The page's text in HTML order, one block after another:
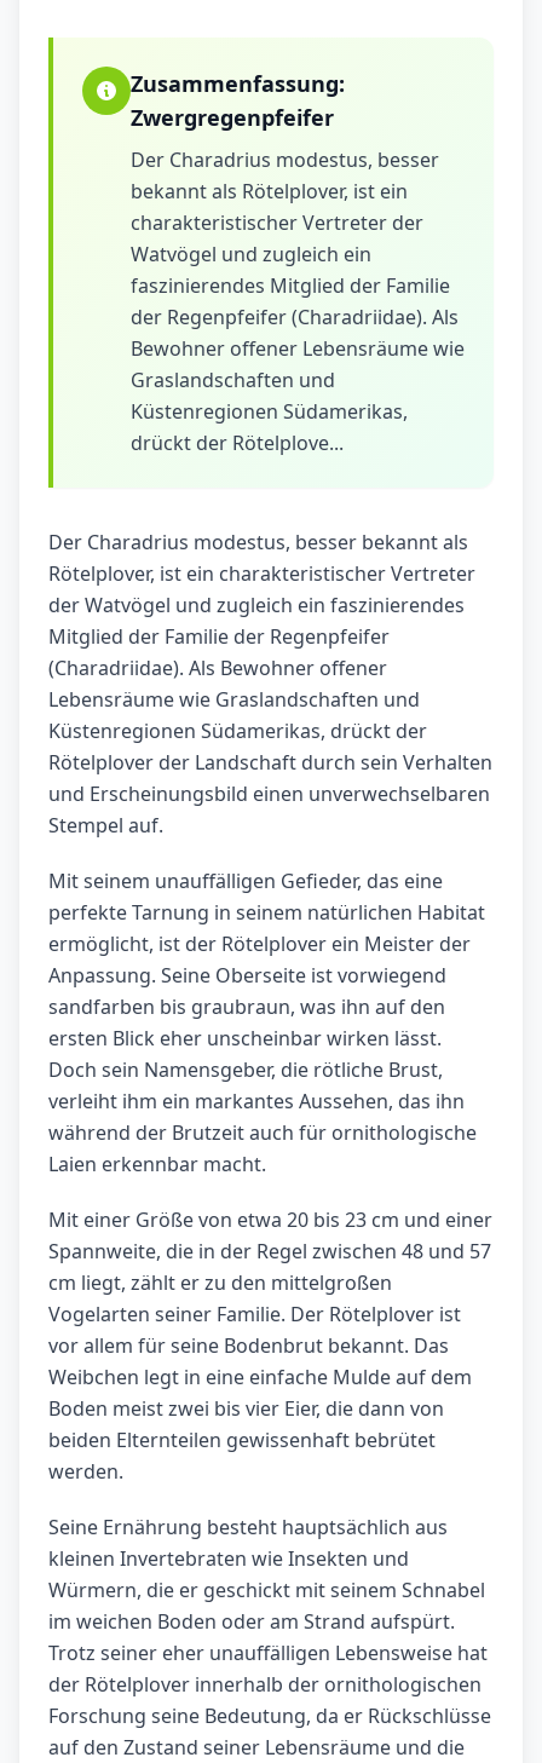
Zusammenfassung:
Zwergregenpfeifer
Der Charadrius modestus, besser
bekannt als Rötelplover, ist ein
charakteristischer Vertreter der
Watvögel und zugleich ein
faszinierendes Mitglied der Familie
der Regenpfeifer (Charadriidae). Als
Bewohner offener Lebensräume wie
Graslandschaften und
Küstenregionen Südamerikas,
drückt der Rötelplove...
Der Charadrius modestus, besser bekannt als
Rötelplover, ist ein charakteristischer Vertreter
der Watvögel und zugleich ein faszinierendes
Mitglied der Familie der Regenpfeifer
(Charadriidae). Als Bewohner offener
Lebensräume wie Graslandschaften und
Küstenregionen Südamerikas, drückt der
Rötelplover der Landschaft durch sein Verhalten
und Erscheinungsbild einen unverwechselbaren
Stempel auf.
Mit seinem unauffälligen Gefieder, das eine
perfekte Tarnung in seinem natürlichen Habitat
ermöglicht, ist der Rötelplover ein Meister der
Anpassung. Seine Oberseite ist vorwiegend
sandfarben bis graubraun, was ihn auf den
ersten Blick eher unscheinbar wirken lässt.
Doch sein Namensgeber, die rötliche Brust,
verleiht ihm ein markantes Aussehen, das ihn
während der Brutzeit auch für ornithologische
Laien erkennbar macht.
Mit einer Größe von etwa 20 bis 23 cm und einer
Spannweite, die in der Regel zwischen 48 und 57
cm liegt, zählt er zu den mittelgroßen
Vogelarten seiner Familie. Der Rötelplover ist
vor allem für seine Bodenbrut bekannt. Das
Weibchen legt in eine einfache Mulde auf dem
Boden meist zwei bis vier Eier, die dann von
beiden Elternteilen gewissenhaft bebrütet
werden.
Seine Ernährung besteht hauptsächlich aus
kleinen Invertebraten wie Insekten und
Würmern, die er geschickt mit seinem Schnabel
im weichen Boden oder am Strand aufspürt.
Trotz seiner eher unauffälligen Lebensweise hat
der Rötelplover innerhalb der ornithologischen
Forschung seine Bedeutung, da er Rückschlüsse
auf den Zustand seiner Lebensräume und die